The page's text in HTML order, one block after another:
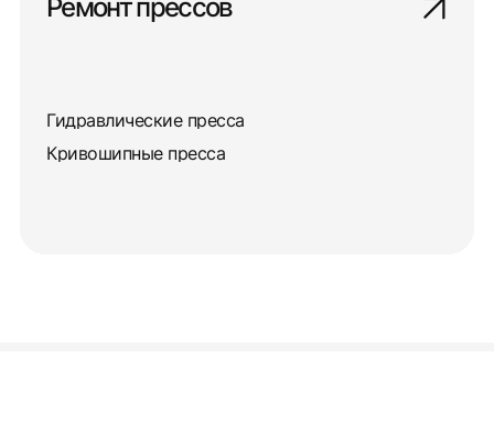
Ремонт прессов
Гидравлические пресса
Кривошипные пресса